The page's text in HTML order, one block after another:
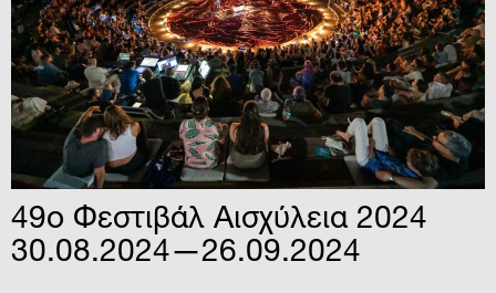
49ο Φεστιβάλ Αισχύλεια 2024
30.08.2024—26.09.2024